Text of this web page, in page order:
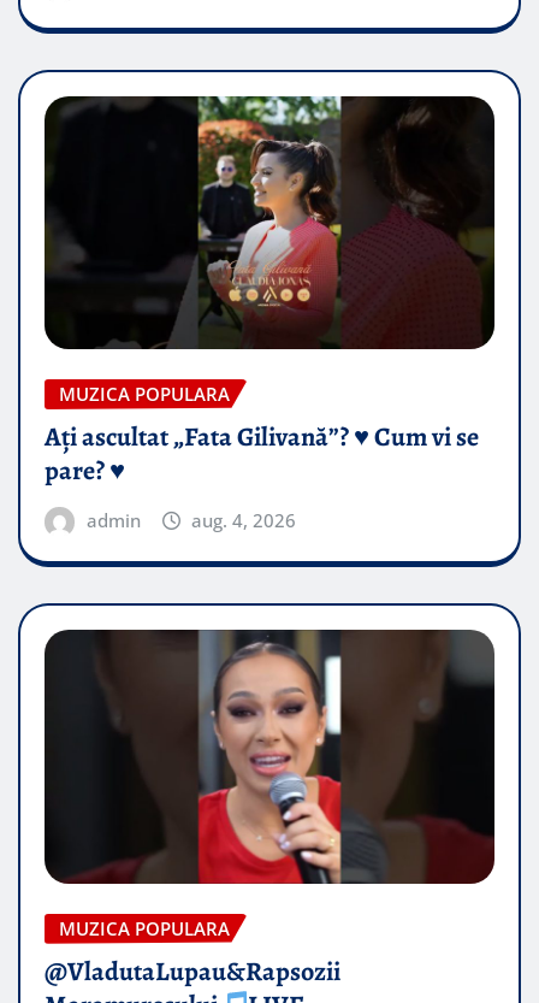
MUZICA POPULARA
Ați ascultat „Fata Gilivană”? ♥️ Cum vi se
pare? ♥️
admin aug. 4, 2026
MUZICA POPULARA
@VladutaLupau&Rapsozii